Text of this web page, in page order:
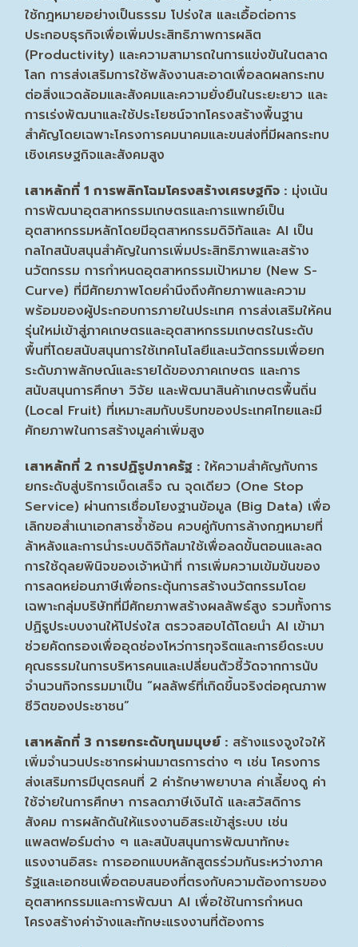
ใช้กฎหมายอย่างเป็นธรรม โปร่งใส และเอื้อต่อการ
ประกอบธุรกิจเพื่อเพิ่มประสิทธิภาพการผลิต
(Productivity) และความสามารถในการแข่งขันในตลาด
โลก การส่งเสริมการใช้พลังงานสะอาดเพื่อลดผลกระทบ
ต่อสิ่งแวดล้อมและสังคมและความยั่งยืนในระยะยาว และ
การเร่งพัฒนาและใช้ประโยชน์จากโครงสร้างพื้นฐาน
สำคัญโดยเฉพาะโครงการคมนาคมและขนส่งที่มีผลกระทบ
เชิงเศรษฐกิจและสังคมสูง
เสาหลักที่ 1 การพลิกโฉมโครงสร้างเศรษฐกิจ : มุ่งเน้น
การพัฒนาอุตสาหกรรมเกษตรและการแพทย์เป็น
อุตสาหกรรมหลักโดยมีอุตสาหกรรมดิจิทัลและ AI เป็น
กลไกสนับสนุนสำคัญในการเพิ่มประสิทธิภาพและสร้าง
นวัตกรรม การกำหนดอุตสาหกรรมเป้าหมาย (New S-
Curve) ที่มีศักยภาพโดยคำนึงถึงศักยภาพและความ
พร้อมของผู้ประกอบการภายในประเทศ การส่งเสริมให้คน
รุ่นใหม่เข้าสู่ภาคเกษตรและอุตสาหกรรมเกษตรในระดับ
พื้นที่โดยสนับสนุนการใช้เทคโนโลยีและนวัตกรรมเพื่อยก
ระดับภาพลักษณ์และรายได้ของภาคเกษตร และการ
สนับสนุนการศึกษา วิจัย และพัฒนาสินค้าเกษตรพื้นถิ่น
(Local Fruit) ที่เหมาะสมกับบริบทของประเทศไทยและมี
ศักยภาพในการสร้างมูลค่าเพิ่มสูง
เสาหลักที่ 2 การปฏิรูปภาครัฐ : ให้ความสำคัญกับการ
ยกระดับสู่บริการเบ็ดเสร็จ ณ จุดเดียว (One Stop
Service) ผ่านการเชื่อมโยงฐานข้อมูล (Big Data) เพื่อ
เลิกขอสำเนาเอกสารซ้ำซ้อน ควบคู่กับการล้างกฎหมายที่
ล้าหลังและการนำระบบดิจิทัลมาใช้เพื่อลดขั้นตอนและลด
การใช้ดุลยพินิจของเจ้าหน้าที่ การเพิ่มความเข้มข้นของ
การลดหย่อนภาษีเพื่อกระตุ้นการสร้างนวัตกรรมโดย
เฉพาะกลุ่มบริษัทที่มีศักยภาพสร้างผลลัพธ์สูง รวมทั้งการ
ปฏิรูประบบงานให้โปร่งใส ตรวจสอบได้โดยนำ AI เข้ามา
ช่วยคัดกรองเพื่ออุดช่องโหว่การทุจริตและการยึดระบบ
คุณธรรมในการบริหารคนและเปลี่ยนตัวชี้วัดจากการนับ
จำนวนกิจกรรมมาเป็น “ผลลัพธ์ที่เกิดขึ้นจริงต่อคุณภาพ
ชีวิตของประชาชน”
เสาหลักที่ 3 การยกระดับทุนมนุษย์ : สร้างแรงจูงใจให้
เพิ่มจำนวนประชากรผ่านมาตรการต่าง ๆ เช่น โครงการ
ส่งเสริมการมีบุตรคนที่ 2 ค่ารักษาพยาบาล ค่าเลี้ยงดู ค่า
ใช้จ่ายในการศึกษา การลดภาษีเงินได้ และสวัสดิการ
สังคม การผลักดันให้แรงงานอิสระเข้าสู่ระบบ เช่น
แพลตฟอร์มต่าง ๆ และสนับสนุนการพัฒนาทักษะ
แรงงานอิสระ การออกแบบหลักสูตรร่วมกันระหว่างภาค
รัฐและเอกชนเพื่อตอบสนองที่ตรงกับความต้องการของ
อุตสาหกรรมและการพัฒนา AI เพื่อใช้ในการกำหนด
โครงสร้างค่าจ้างและทักษะแรงงานที่ต้องการ